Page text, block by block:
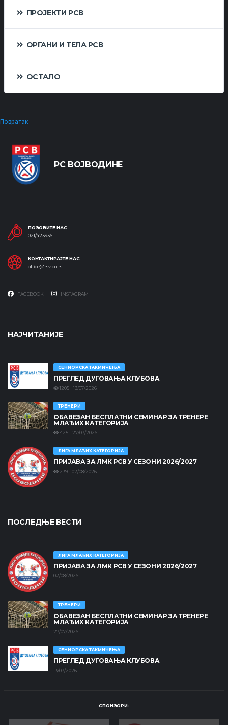
ПРОЈЕКТИ РСВ
ОРГАНИ И ТЕЛА РСВ
ОСТАЛО
Повратак
РС ВОЈВОДИНЕ
ПОЗОВИТЕ НАС
021/423936
КОНТАКТИРАЈТЕ НАС
office@rsv.co.rs
FACEBOOK INSTAGRAM
НАЈЧИТАНИЈЕ
СЕНИОРСКА ТАКМИЧЕЊА
ПРЕГЛЕД ДУГОВАЊА КЛУБОВА
1205 13/07/2026
ТРЕНЕРИ
ОБАВЕЗАН БЕСПЛАТНИ СЕМИНАР ЗА ТРЕНЕРЕ
МЛАЂИХ КАТЕГОРИЈА
425 27/07/2026
ЛИГА МЛАЂИХ КАТЕГОРИЈА
ПРИЈАВА ЗА ЛМК РСВ У СЕЗОНИ 2026/2027
239 02/08/2026
ПОСЛЕДЊЕ ВЕСТИ
ЛИГА МЛАЂИХ КАТЕГОРИЈА
ПРИЈАВА ЗА ЛМК РСВ У СЕЗОНИ 2026/2027
02/08/2026
ТРЕНЕРИ
ОБАВЕЗАН БЕСПЛАТНИ СЕМИНАР ЗА ТРЕНЕРЕ
МЛАЂИХ КАТЕГОРИЈА
27/07/2026
СЕНИОРСКА ТАКМИЧЕЊА
ПРЕГЛЕД ДУГОВАЊА КЛУБОВА
13/07/2026
СПОНЗОРИ: